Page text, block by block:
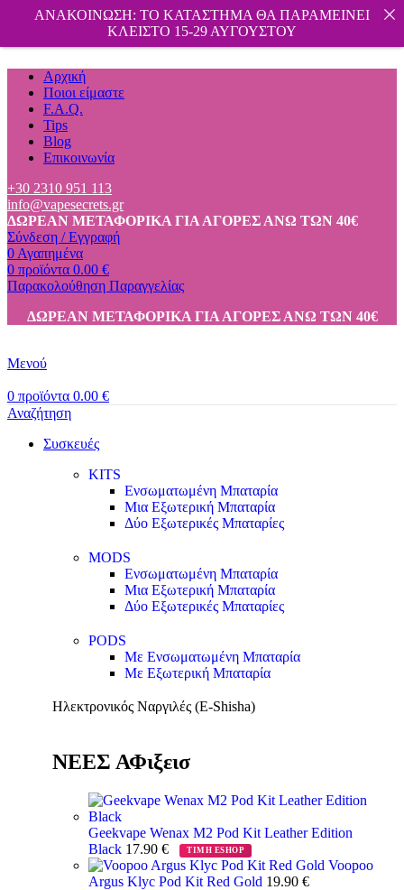
Αρχική
Ποιοι είμαστε
F.A.Q.
Tips
Blog
Επικοινωνία
+30 2310 951 113
info@vapesecrets.gr
ΔΩΡΕΑΝ ΜΕΤΑΦΟΡΙΚΑ ΓΙΑ ΑΓΟΡΕΣ ΑΝΩ ΤΩΝ 40€
Σύνδεση / Εγγραφή
0 Αγαπημένα
0 προϊόντα 0.00 €
Παρακολούθηση Παραγγελίας
ΔΩΡΕΑΝ ΜΕΤΑΦΟΡΙΚΑ ΓΙΑ ΑΓΟΡΕΣ ΑΝΩ ΤΩΝ 40€
Μενού
0 προϊόντα 0.00 €
Αναζήτηση
Συσκευές
KITS
Ενσωματωμένη Μπαταρία
Μια Εξωτερική Μπαταρία
Δύο Εξωτερικές Μπαταρίες
MODS
Ενσωματωμένη Μπαταρία
Μια Εξωτερική Μπαταρία
Δύο Εξωτερικές Μπαταρίες
PODS
Με Ενσωματωμένη Μπαταρία
Με Εξωτερική Μπαταρία
Ηλεκτρονικός Ναργιλές (E-Shisha)
ΝΕΕΣ ΑΦιξεισ
Geekvape Wenax M2 Pod Kit Leather Edition
Black 17.90 € ΤΙΜΗ ESHOP
Voopoo
Argus Klyc Pod Kit Red Gold 19.90 €
ΑΝΑΚΟΙΝΩΣΗ: ΤΟ ΚΑΤΑΣΤΗΜΑ ΘΑ ΠΑΡΑΜΕΙΝΕΙ
ΚΛΕΙΣΤΟ 15-29 ΑΥΓΟΥΣΤΟΥ